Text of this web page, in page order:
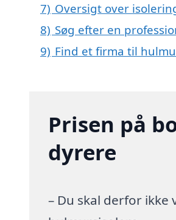
7) Oversigt over
8) Søg efter en
9) Find et firma til
Prisen på
dyrere
– Du skal derfor